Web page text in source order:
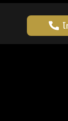
เว็บไซต์นี้มีการใช้งา
ในการใช้งา
รู้ก่อน พร้อมกว่า ทุก